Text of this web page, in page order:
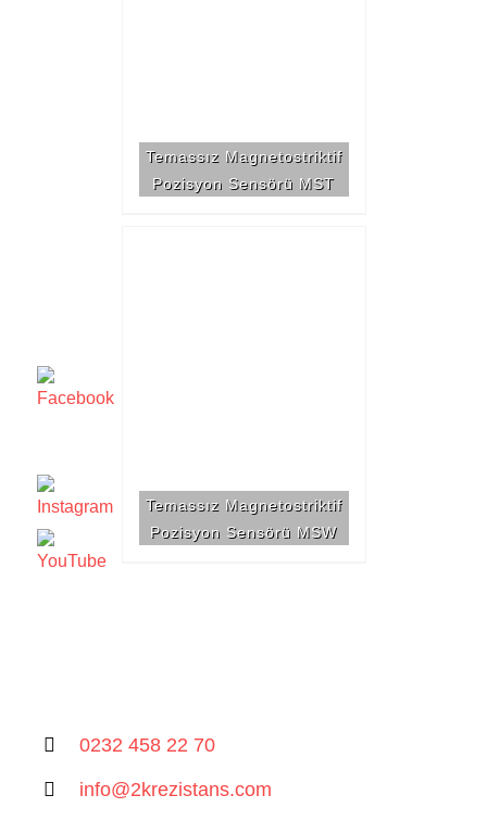
Temassız Magnetostriktif
Pozisyon Sensörü MST
Temassız Magnetostriktif
Pozisyon Sensörü MSW
0232 458 22 70
info@2krezistans.com